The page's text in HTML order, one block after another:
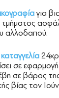
για
τμήματος
αλλοδαπού.
καταγγελία
σε
σε βάρος
βίας τον